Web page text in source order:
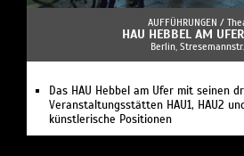
AUFFÜHRUNGEN /
HAU HEBBEL AM
Berlin,
Das HAU Hebbel am Ufer mit seinen
Veranstaltungsstätten HAU1, HAU2
künstlerische Positionen